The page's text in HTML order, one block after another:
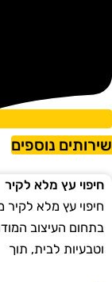
נוספים
חיפוי עץ מלא לקיר
חיפוי עץ מלא לקיר
בתחום העיצוב
וטבעיות לבית, תוך